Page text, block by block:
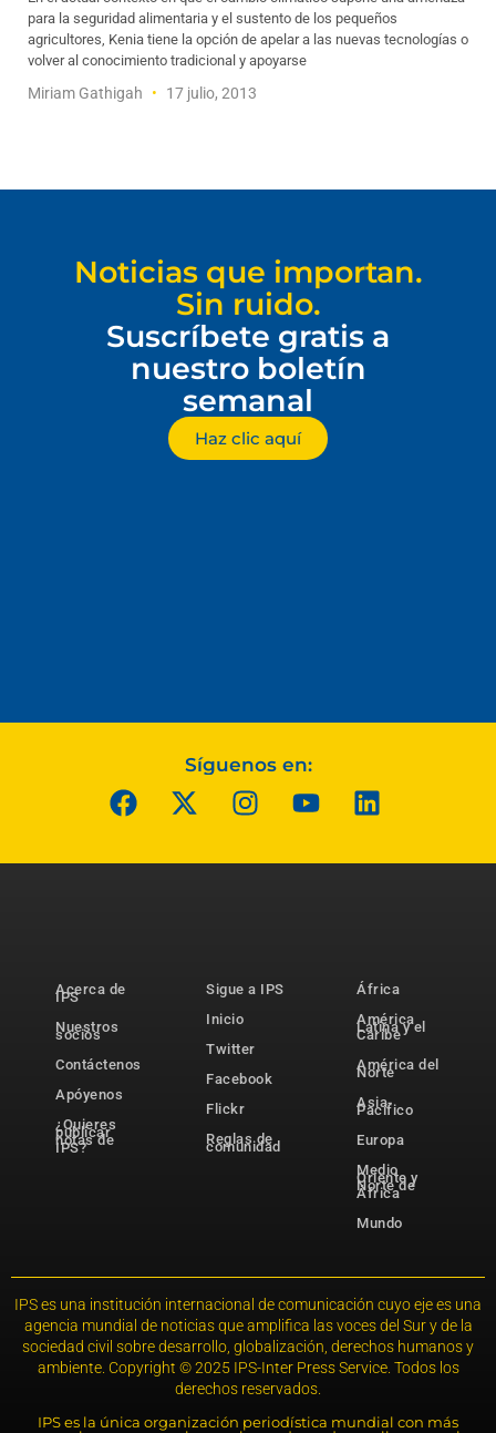
para la seguridad alimentaria y el sustento de los pequeños
agricultores, Kenia tiene la opción de apelar a las nuevas tecnologías o
volver al conocimiento tradicional y apoyarse
Miriam Gathigah 17 julio, 2013
Noticias que importan.
Sin ruido.
Suscríbete gratis a
nuestro boletín
semanal
Haz clic aquí
Síguenos en:
Acerca de
IPS
Nuestros
socios
Contáctenos
Apóyenos
¿Quieres
publicar
notas de
IPS?
Sigue a IPS
Inicio
Twitter
Facebook
Flickr
Reglas de
comunidad
África
América
Latina y el
Caribe
América del
Norte
Asia-
Pacífico
Europa
Medio
Oriente y
Norte de
África
Mundo
IPS es una institución internacional de comunicación cuyo eje es una
agencia mundial de noticias que amplifica las voces del Sur y de la
sociedad civil sobre desarrollo, globalización, derechos humanos y
ambiente. Copyright © 2025 IPS-Inter Press Service. Todos los
derechos reservados.
IPS es la única organización periodística mundial con más